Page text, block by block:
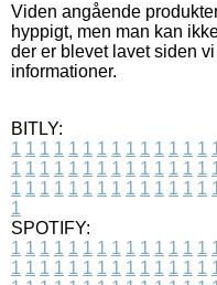
Viden angående
hyppigt, men man kan
der er blevet lavet siden
informationer.
BITLY:
1 1 1 1 1 1 1 1 1 1 1 1 1 1
1 1 1 1 1 1 1 1 1 1 1 1 1 1
1 1 1 1 1 1 1 1 1 1 1 1 1 1
1
SPOTIFY:
1 1 1 1 1 1 1 1 1 1 1 1 1 1
1 1 1 1 1 1 1 1 1 1 1 1 1 1